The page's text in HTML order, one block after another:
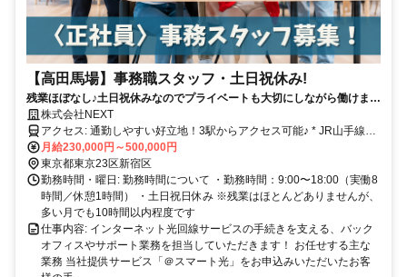
【高田馬場】事務職スタッフ・土日祝休み!
残業ほぼなし♪土日祝休みなのでプライベートも大切にしながら働けま
す！株式会社NEXT
アクセス: 通勤しやすい好立地！3駅からアクセス可能♪ * JR山手線
「高田馬場」駅より徒歩13分 * JR総武線「大久保」駅より徒歩15分 *
西武新宿線「高田馬場」駅より徒歩13分 * 西武新宿線 「下落合」駅
より徒歩9分 * 東京メトロ東西線 「落合」駅より徒歩9分 複数路線利
用OKなので、通勤ラクラクです✨
月給230,000円～500,000円
東京都東京23区新宿区
勤務時間・曜日: 勤務時間について ・勤務時間：9:00〜18:00（実働8
時間／休憩1時間） ・土日祝日休み ※残業はほとんどありませんが、
多い月でも10時間以内程度です
仕事内容: インターネット光回線サービスの手続きを支える、バック
オフィスやサポート業務を担当していただきます！ お任せする主な
業務 当社提供サービス「＠スマート光」をお申込みいただいたお客